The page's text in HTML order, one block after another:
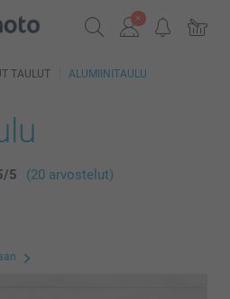
TAULUT ALUMIINITAULU
/5 (20 arvostelut)